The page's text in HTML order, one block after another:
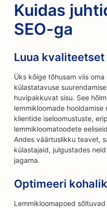
Kuidas
SEO-ga
Luua kvaliteetset
Üks kõige tõhusam viis
külastatavuse
huvipakkuvat sisu. See
lemmikloomade
klientide iseloomustuste,
lemmikloomatoodete
Andes väärtuslikku teavet,
külastajaid, julgustades
jagama.
Optimeeri
Lemmikloomapoed